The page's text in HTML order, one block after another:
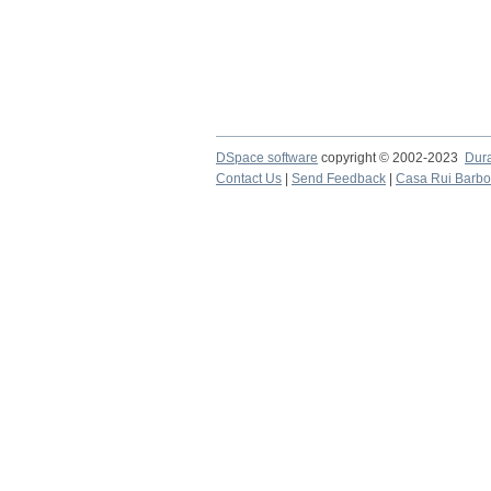
DSpace software copyright © 2002-2023
Contact Us
Send Feedback Casa Rui